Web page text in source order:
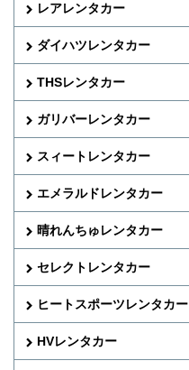
レアレンタカー
ダイハツレンタカー
THSレンタカー
ガリバーレンタカー
スィートレンタカー
エメラルドレンタカー
晴れんちゅレンタカー
セレクトレンタカー
ヒートスポーツレンタカー
HVレンタカー